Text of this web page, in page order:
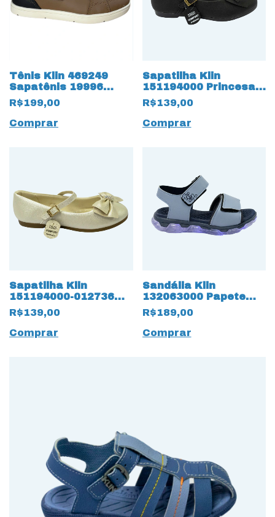
Tênis Klin 469249
Sapatênis 19996
Flyer Kids
R$199,00
Comprar
Sapatilha Klin
151194000 Princesa
Kids 16351 Preto
R$139,00
Comprar
Sapatilha Klin
151194000-012736
Princesa Kids 16352
Branco Perolizado
R$139,00
Comprar
Sandália Klin
132063000 Papete
Light com LED 16039
Azul
R$189,00
Comprar